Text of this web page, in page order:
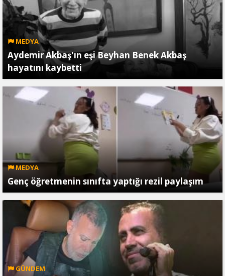
MEDYA
Aydemir Akbaş'ın eşi Beyhan Benek Akbaş
hayatını kaybetti
MEDYA
Genç öğretmenin sınıfta yaptığı rezil paylaşım
GÜNDEM